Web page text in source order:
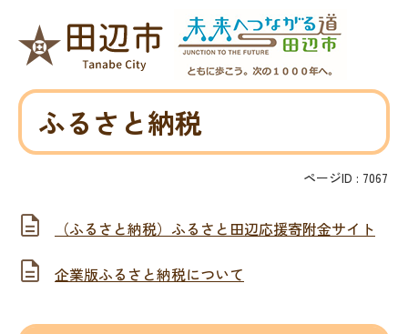
ふるさと納税
ページID : 7067
（ふるさと納税）ふるさと田辺応援寄附金サイト
企業版ふるさと納税について